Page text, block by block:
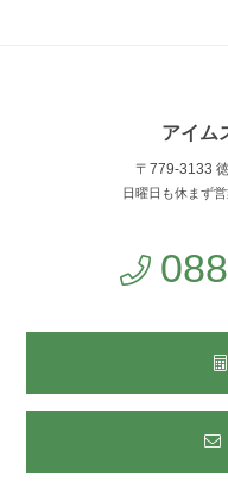
アイム
〒779-3133
日曜日も休まず